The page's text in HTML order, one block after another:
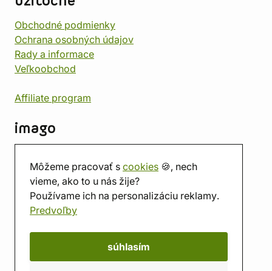
Môžeme pracovať s cookies 🍪, nech
vieme, ako to u nás žije?
Používame ich na personalizáciu reklamy.
Predvoľby
súhlasím
Obchodné podmienky
Ochrana osobných údajov
Rady a informace
Veľkoobchod
Affiliate program
imago
Predajňa
Herňa
O nás
Hodnotenie obchodu